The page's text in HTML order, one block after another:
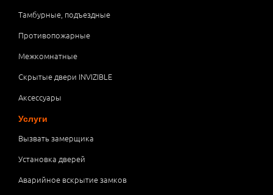
Тамбурные, подъездные
Противопожарные
Межкомнатные
Скрытые двери INVIZIBLE
Аксессуары
Услуги
Вызвать замерщика
Установка дверей
Аварийное вскрытие замков